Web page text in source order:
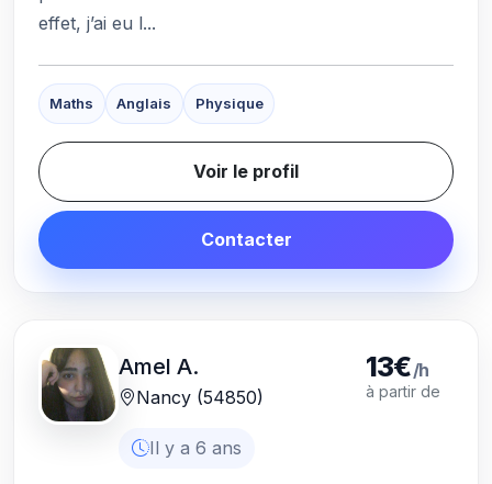
effet, j’ai eu l...
Maths Anglais Physique
Voir le profil
Contacter
Amel A.
Nancy (54850)
Il y a 6 ans
13€/h
à partir de